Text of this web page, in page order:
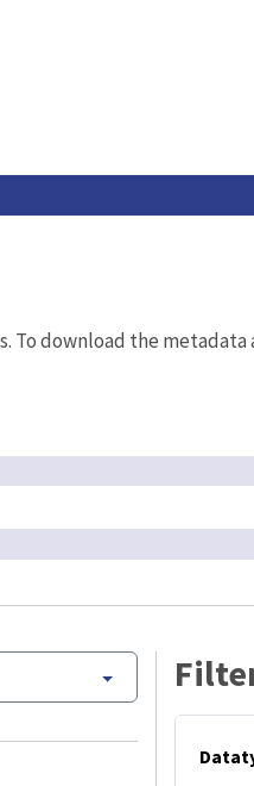
To download the